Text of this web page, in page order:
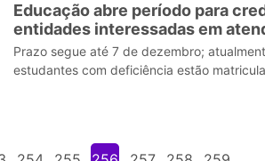
Educação abre período para
entidades interessadas em
educacional especializado
Prazo segue até 7 de dezembro;
estudantes com deficiência estão